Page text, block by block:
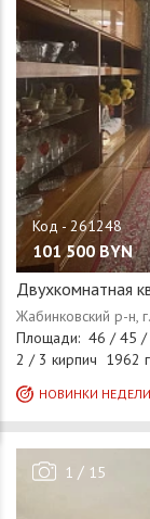
101 500 BYN
Двухкомнатная
1 / 15